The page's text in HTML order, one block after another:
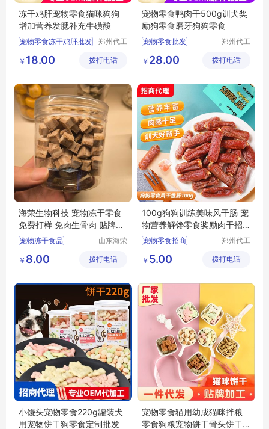
冻干鸡肝宠物零食猫咪狗狗
增加营养发腮补充牛磺酸
宠物零食冻干鸡肝批发
宠物零食定制
狗狗零食批发
郑州代工
技有限公
￥ 18.00 拨打电话
宠物零食鸭肉干500g训犬奖
励狗零食磨牙狗狗零食
宠物零食批发
训犬奖励零食批发
狗狗磨牙零食批发
郑州代工
技有限公
￥ 28.00 拨打电话
海荣生物科技 宠物冻干零食
免费打样 兔肉生骨肉 贴牌代
工
宠物冻干食品
宠物零食
山东海荣
有限公司
￥ 8.00 拨打电话
100g狗狗训练美味风干肠 宠
物营养解馋零食奖励肉干招
商代理
宠物零食招商
宠物零食招商代理
狗狗肉干代理
郑州代工
技有限公
￥ 5.00 拨打电话
小馒头宠物零食220g罐装犬
用宠物饼干狗零食定制批发
宠物零食猫用幼成猫咪拌粮
零食狗粮宠物饼干骨头饼干